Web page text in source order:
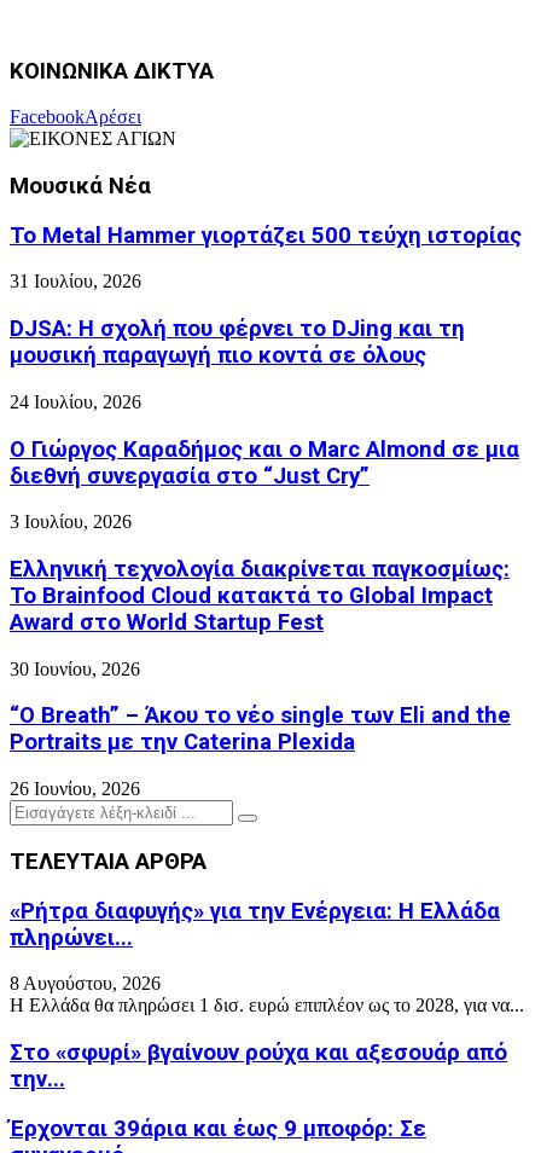
ΚΟΙΝΩΝΙΚΑ ΔΙΚΤΥΑ
FacebookΑρέσει
Μουσικά Νέα
Το Metal Hammer γιορτάζει 500 τεύχη ιστορίας
31 Ιουλίου, 2026
DJSA: Η σχολή που φέρνει το DJing και τη
μουσική παραγωγή πιο κοντά σε όλους
24 Ιουλίου, 2026
Ο Γιώργος Καραδήμος και ο Marc Almond σε μια
διεθνή συνεργασία στο “Just Cry”
3 Ιουλίου, 2026
Ελληνική τεχνολογία διακρίνεται παγκοσμίως:
Το Brainfood Cloud κατακτά το Global Impact
Award στο World Startup Fest
30 Ιουνίου, 2026
“O Breath” – Άκου το νέο single των Eli and the
Portraits με την Caterina Plexida
26 Ιουνίου, 2026
Search
for:
Search
ΤΕΛΕΥΤΑΙΑ ΑΡΘΡΑ
«Ρήτρα διαφυγής» για την Ενέργεια: Η Ελλάδα
πληρώνει...
8 Αυγούστου, 2026
Η Ελλάδα θα πληρώσει 1 δισ. ευρώ επιπλέον ως το 2028, για να...
Στο «σφυρί» βγαίνουν ρούχα και αξεσουάρ από
την...
Έρχονται 39άρια και έως 9 μποφόρ: Σε